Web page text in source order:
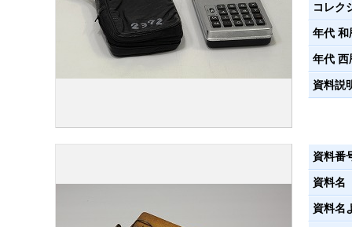
コレク
年代 和
年代 西
資料説
資料番
資料名
資料名